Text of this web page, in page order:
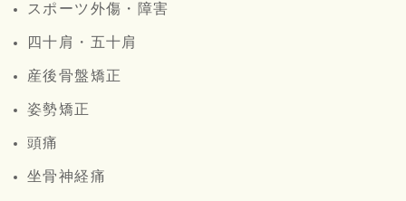
スポーツ外傷・障害
四十肩・五十肩
産後骨盤矯正
姿勢矯正
頭痛
坐骨神経痛